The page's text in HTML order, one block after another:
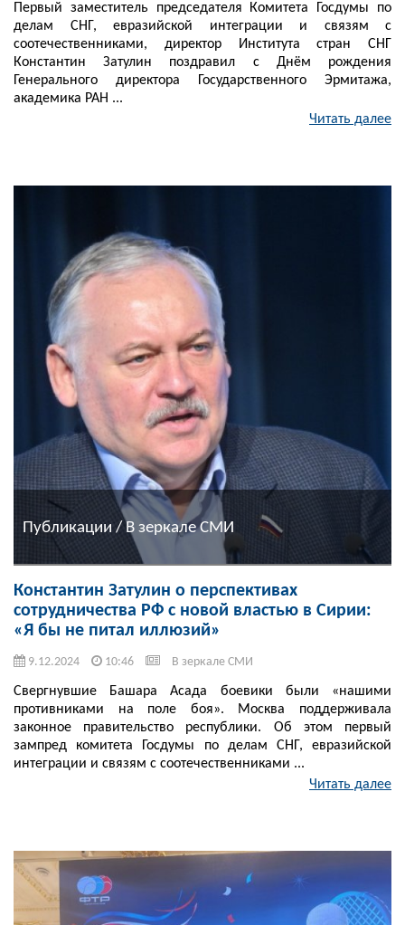
Первый заместитель председателя Комитета Госдумы по
делам СНГ, евразийской интеграции и связям с
соотечественниками, директор Института стран СНГ
Константин Затулин поздравил с Днём рождения
Генерального директора Государственного Эрмитажа,
академика РАН ...
Читать далее
Публикации / В зеркале СМИ
Константин Затулин о перспективах
сотрудничества РФ с новой властью в Сирии:
«Я бы не питал иллюзий»
9.12.2024 10:46 В зеркале СМИ
Свергнувшие Башара Асада боевики были «нашими
противниками на поле боя». Москва поддерживала
законное правительство республики. Об этом первый
зампред комитета Госдумы по делам СНГ, евразийской
интеграции и связям с соотечественниками ...
Читать далее